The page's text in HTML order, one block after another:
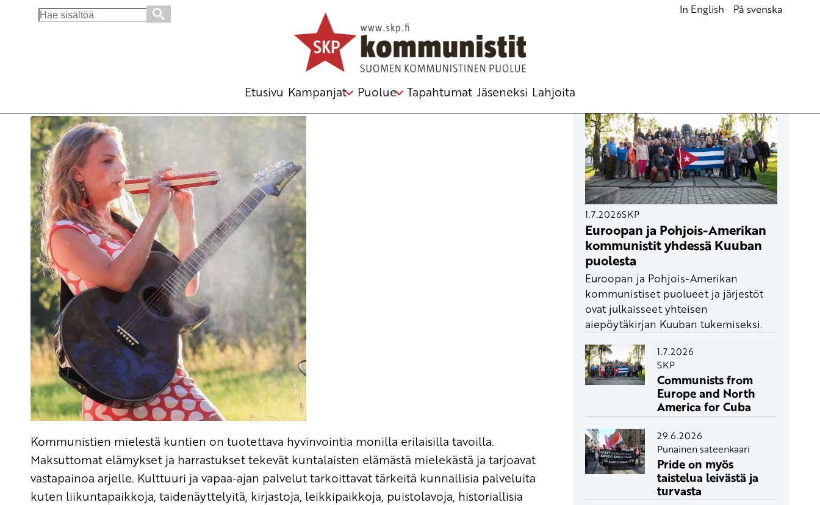
Search
In English På svenska
Etusivu Kampanjat Puolue Tapahtumat Jäseneksi Lahjoita
Kommunistien mielestä kuntien on tuotettava hyvinvointia monilla erilaisilla tavoilla.
Maksuttomat elämykset ja harrastukset tekevät kuntalaisten elämästä mielekästä ja tarjoavat
vastapainoa arjelle. Kulttuuri ja vapaa-ajan palvelut tarkoittavat tärkeitä kunnallisia palveluita
kuten liikuntapaikkoja, taidenäyttelyitä, kirjastoja, leikkipaikkoja, puistolavoja, historiallisia
1.7.2026SKP
Euroopan ja Pohjois-Amerikan
kommunistit yhdessä Kuuban
puolesta
Euroopan ja Pohjois-Amerikan
kommunistiset puolueet ja järjestöt
ovat julkaisseet yhteisen
aiepöytäkirjan Kuuban tukemiseksi.
1.7.2026
SKP
Communists from
Europe and North
America for Cuba
29.6.2026
Punainen sateenkaari
Pride on myös
taistelua leivästä ja
turvasta